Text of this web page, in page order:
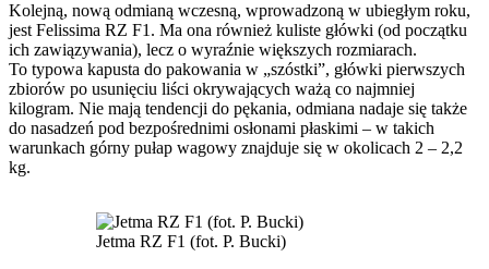
Kolejną, nową odmianą wczesną, wprowadzoną w ubiegłym roku,
jest Felissima RZ F1. Ma ona również kuliste główki (od początku
ich zawiązywania), lecz o wyraźnie większych rozmiarach.
To typowa kapusta do pakowania w „szóstki”, główki pierwszych
zbiorów po usunięciu liści okrywających ważą co najmniej
kilogram. Nie mają tendencji do pękania, odmiana nadaje się także
do nasadzeń pod bezpośrednimi osłonami płaskimi – w takich
warunkach górny pułap wagowy znajduje się w okolicach 2 – 2,2
kg.
Jetma RZ F1 (fot. P. Bucki)